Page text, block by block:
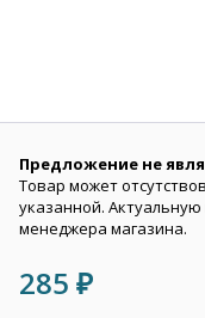
Предложение не
Товар может
указанной.
менеджера магазина.
285 ₽